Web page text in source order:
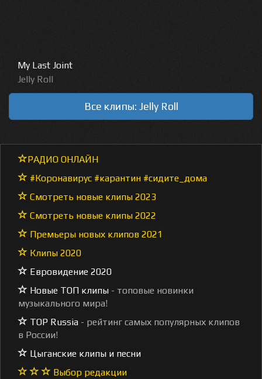
My Last Joint
Jelly Roll
Все клипы: Jelly Roll
РАДИО ОНЛАЙН
#Коронавирус #карантин #сидите_дома
Смотреть новые клипы 2023
Смотреть новые клипы 2022
Премьеры новых клипов 2021
Клипы 2020
Евровидение 2020
Новые ТОП клипы - топовые новинки
музыкального мира!
TOP Russia - рейтинг самых популярных клипов
в России!
Цыганские клипы и песни
Выбор редакции